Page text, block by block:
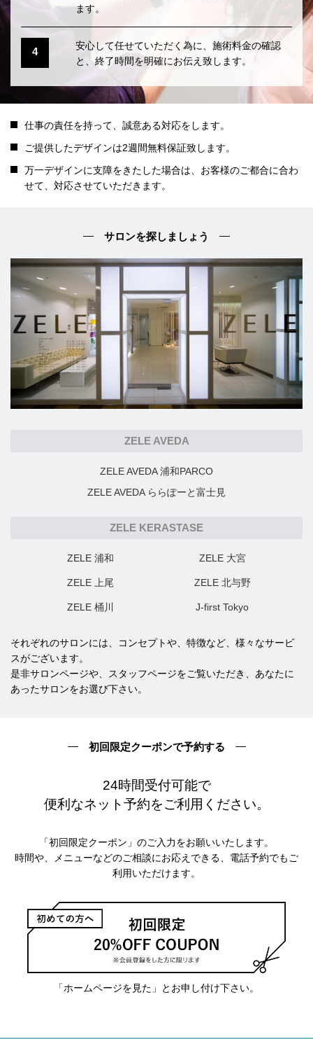
ます。
4
安心して任せていただく為に、施術料金の確認
と、終了時間を明確にお伝え致します。
仕事の責任を持って、誠意ある対応をします。
ご提供したデザインは2週間無料保証致します。
万一デザインに支障をきたした場合は、お客様のご都合に合わ
せて、対応させていただきます。
サロンを探しましょう
ZELE AVEDA
ZELE AVEDA 浦和PARCO
ZELE AVEDA ららぽーと富士見
ZELE KERASTASE
ZELE 浦和 ZELE 大宮
ZELE 上尾 ZELE 北与野
ZELE 桶川 J-first Tokyo
それぞれのサロンには、コンセプトや、特徴など、様々なサービ
スがございます。
是非サロンページや、スタッフページをご覧いただき、あなたに
あったサロンをお選び下さい。
初回限定クーポンで予約する
24時間受付可能で
便利なネット予約をご利用ください。
「初回限定クーポン」のご入力をお願いいたします。
時間や、メニューなどのご相談にお応えできる、電話予約でもご
利用いただけます。
「ホームページを見た」とお申し付け下さい。